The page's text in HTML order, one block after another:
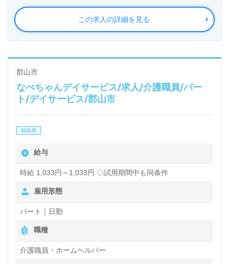
この求人の詳細を見る
郡山市
なべちゃんデイサービス/求人/介護職員/パー
ト/デイサービス/郡山市
福島県
給与
時給 1,033円～1,033円 ◇試用期間中も同条件
雇用形態
パート｜日勤
職種
介護職員・ホームヘルパー